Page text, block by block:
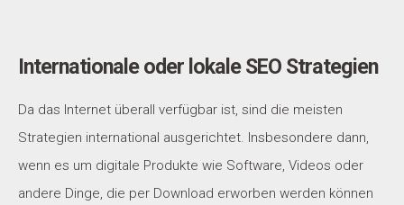
Internationale oder lokale SEO Strategien
Da das Internet überall verfügbar ist, sind die meisten
Strategien international ausgerichtet. Insbesondere dann,
wenn es um digitale Produkte wie Software, Videos oder
andere Dinge, die per Download erworben werden können